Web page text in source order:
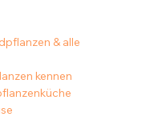
& alle
kennen